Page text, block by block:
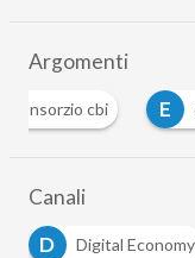
Argomenti
consorzio cbi E
Canali
D
Digital Economy